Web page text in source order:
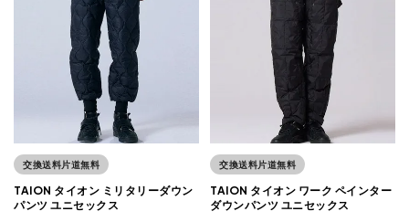
交換送料片道無料
TAION タイオン ミリタリーダウン
パンツ ユニセックス
交換送料片道無料
TAION タイオン ワーク ペインター
ダウンパンツ ユニセックス